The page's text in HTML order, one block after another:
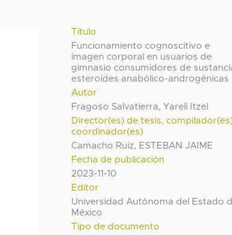
Título
Funcionamiento cognoscitivo e
imagen corporal en usuarios de
gimnasio consumidores de
esteroides anabólico-androgénicas
Autor
Fragoso Salvatierra, Yareli Itzel
Director(es) de tesis,
coordinador(es)
Camacho Ruiz, ESTEBAN JAIME
Fecha de publicación
2023-11-10
Editor
Universidad Autónoma del Estado
México
Tipo de documento